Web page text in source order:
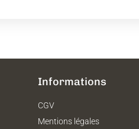
Informations
CGV
Mentions légales